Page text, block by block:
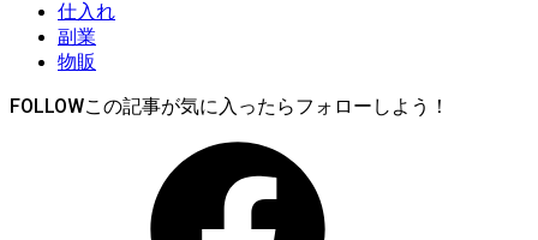
仕入れ
副業
物販
FOLLOW